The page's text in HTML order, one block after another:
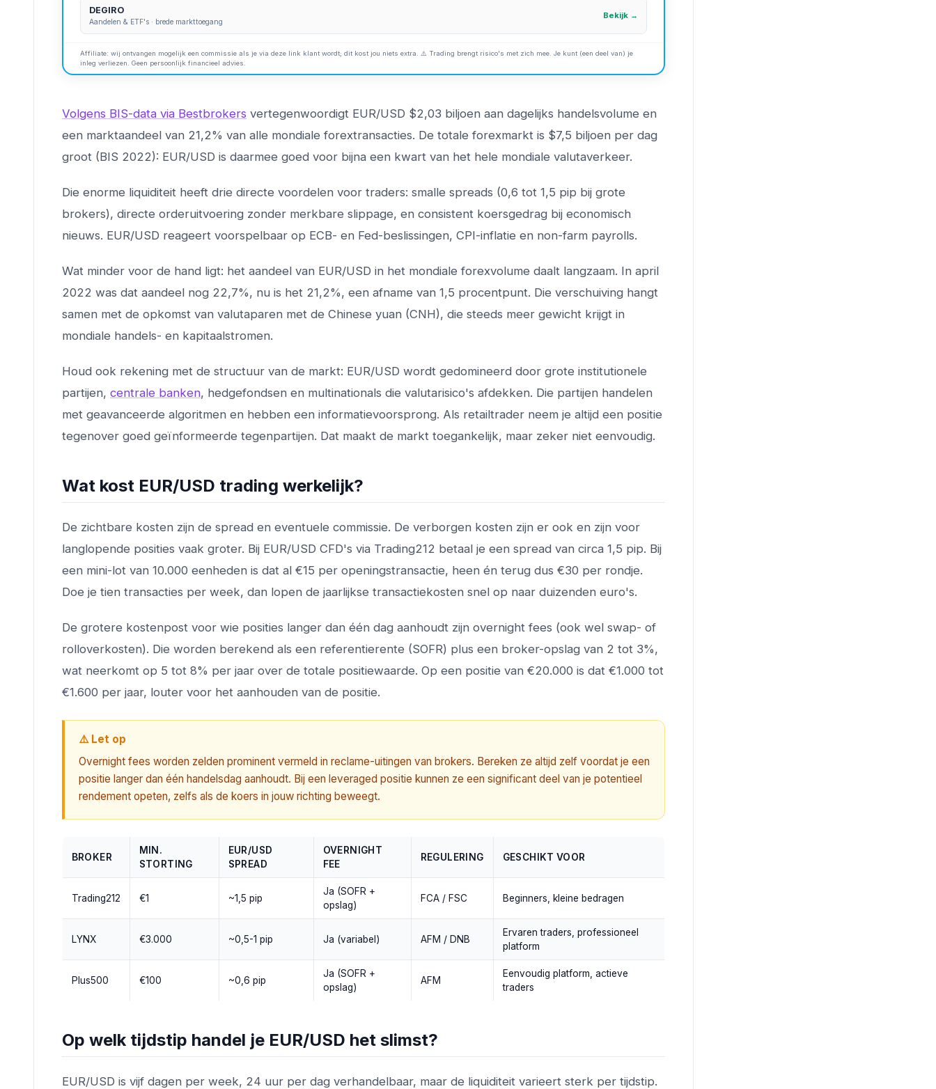
DEGIRO
Aandelen & ETF's · brede markttoegang
Bekijk →
Affiliate: wij ontvangen mogelijk een commissie als je via deze link klant wordt; dit kost jou niets extra. ⚠️ Trading brengt risico's met zich mee. Je kunt (een deel van) je
inleg verliezen. Geen persoonlijk financieel advies.
Volgens BIS-data via Bestbrokers vertegenwoordigt EUR/USD $2,03 biljoen aan dagelijks handelsvolume en
een marktaandeel van 21,2% van alle mondiale forextransacties. De totale forexmarkt is $7,5 biljoen per dag
groot (BIS 2022): EUR/USD is daarmee goed voor bijna een kwart van het hele mondiale valutaverkeer.
Die enorme liquiditeit heeft drie directe voordelen voor traders: smalle spreads (0,6 tot 1,5 pip bij grote
brokers), directe orderuitvoering zonder merkbare slippage, en consistent koersgedrag bij economisch
nieuws. EUR/USD reageert voorspelbaar op ECB- en Fed-beslissingen, CPI-inflatie en non-farm payrolls.
Wat minder voor de hand ligt: het aandeel van EUR/USD in het mondiale forexvolume daalt langzaam. In april
2022 was dat aandeel nog 22,7%, nu is het 21,2%, een afname van 1,5 procentpunt. Die verschuiving hangt
samen met de opkomst van valutaparen met de Chinese yuan (CNH), die steeds meer gewicht krijgt in
mondiale handels- en kapitaalstromen.
Houd ook rekening met de structuur van de markt: EUR/USD wordt gedomineerd door grote institutionele
partijen, centrale banken, hedgefondsen en multinationals die valutarisico's afdekken. Die partijen handelen
met geavanceerde algoritmen en hebben een informatievoorsprong. Als retailtrader neem je altijd een positie
tegenover goed geïnformeerde tegenpartijen. Dat maakt de markt toegankelijk, maar zeker niet eenvoudig.
Wat kost EUR/USD trading werkelijk?
De zichtbare kosten zijn de spread en eventuele commissie. De verborgen kosten zijn er ook en zijn voor
langlopende posities vaak groter. Bij EUR/USD CFD's via Trading212 betaal je een spread van circa 1,5 pip. Bij
een mini-lot van 10.000 eenheden is dat al €15 per openingstransactie, heen én terug dus €30 per rondje.
Doe je tien transacties per week, dan lopen de jaarlijkse transactiekosten snel op naar duizenden euro's.
De grotere kostenpost voor wie posities langer dan één dag aanhoudt zijn overnight fees (ook wel swap- of
rolloverkosten). Die worden berekend als een referentierente (SOFR) plus een broker-opslag van 2 tot 3%,
wat neerkomt op 5 tot 8% per jaar over de totale positiewaarde. Op een positie van €20.000 is dat €1.000 tot
€1.600 per jaar, louter voor het aanhouden van de positie.
⚠️ Let op
Overnight fees worden zelden prominent vermeld in reclame-uitingen van brokers. Bereken ze altijd zelf voordat je een
positie langer dan één handelsdag aanhoudt. Bij een leveraged positie kunnen ze een significant deel van je potentieel
rendement opeten, zelfs als de koers in jouw richting beweegt.
BROKER
MIN.
STORTING
EUR/USD
SPREAD
OVERNIGHT
FEE
REGULERING GESCHIKT VOOR
Trading212 €1 ~1,5 pip
Ja (SOFR +
opslag)
FCA / FSC Beginners, kleine bedragen
LYNX €3.000 ~0,5-1 pip Ja (variabel) AFM / DNB
Ervaren traders, professioneel
platform
Plus500 €100 ~0,6 pip
Ja (SOFR +
opslag)
AFM
Eenvoudig platform, actieve
traders
Op welk tijdstip handel je EUR/USD het slimst?
EUR/USD is vijf dagen per week, 24 uur per dag verhandelbaar, maar de liquiditeit varieert sterk per tijdstip.